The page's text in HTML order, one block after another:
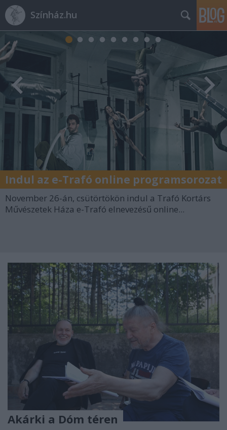
Színház.hu
Indul az e-Trafó online programsorozat
November 26-án, csütörtökön indul a Trafó Kortárs
Művészetek Háza e-Trafó elnevezésű online...
Akárki a Dóm téren